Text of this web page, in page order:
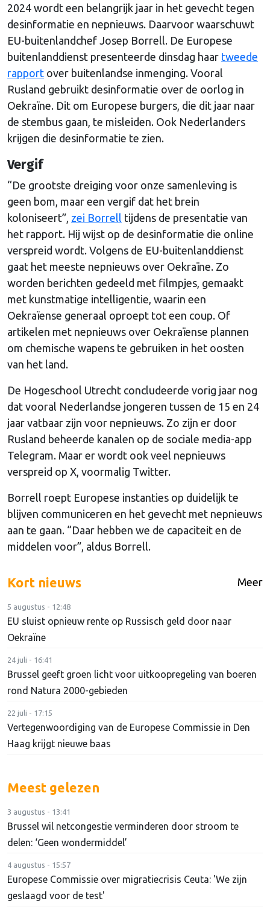
2024 wordt een belangrijk jaar in het gevecht tegen
desinformatie en nepnieuws. Daarvoor waarschuwt
EU-buitenlandchef Josep Borrell. De Europese
buitenlanddienst presenteerde dinsdag haar tweede
rapport over buitenlandse inmenging. Vooral
Rusland gebruikt desinformatie over de oorlog in
Oekraïne. Dit om Europese burgers, die dit jaar naar
de stembus gaan, te misleiden. Ook Nederlanders
krijgen die desinformatie te zien.
Vergif
“De grootste dreiging voor onze samenleving is
geen bom, maar een vergif dat het brein
koloniseert”, zei Borrell tijdens de presentatie van
het rapport. Hij wijst op de desinformatie die online
verspreid wordt. Volgens de EU-buitenlanddienst
gaat het meeste nepnieuws over Oekraïne. Zo
worden berichten gedeeld met filmpjes, gemaakt
met kunstmatige intelligentie, waarin een
Oekraïense generaal oproept tot een coup. Of
artikelen met nepnieuws over Oekraïense plannen
om chemische wapens te gebruiken in het oosten
van het land.
De Hogeschool Utrecht concludeerde vorig jaar nog
dat vooral Nederlandse jongeren tussen de 15 en 24
jaar vatbaar zijn voor nepnieuws. Zo zijn er door
Rusland beheerde kanalen op de sociale media-app
Telegram. Maar er wordt ook veel nepnieuws
verspreid op X, voormalig Twitter.
Borrell roept Europese instanties op duidelijk te
blijven communiceren en het gevecht met nepnieuws
aan te gaan. “Daar hebben we de capaciteit en de
middelen voor”, aldus Borrell.
Kort nieuws Meer
5 augustus - 12:48
EU sluist opnieuw rente op Russisch geld door naar
Oekraïne
24 juli - 16:41
Brussel geeft groen licht voor uitkoopregeling van boeren
rond Natura 2000-gebieden
22 juli - 17:15
Vertegenwoordiging van de Europese Commissie in Den
Haag krijgt nieuwe baas
Meest gelezen
3 augustus - 13:41
Brussel wil netcongestie verminderen door stroom te
delen: ‘Geen wondermiddel’
4 augustus - 15:57
Europese Commissie over migratiecrisis Ceuta: 'We zijn
geslaagd voor de test'